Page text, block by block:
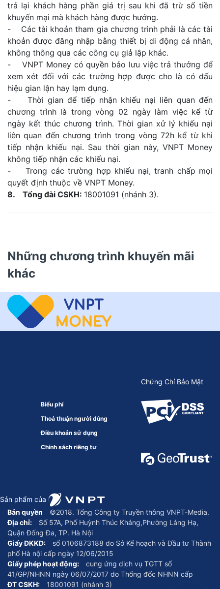
trả lại khách hàng phần giá trị sau khi đã trừ số tiền
khuyến mại mà khách hàng được hưởng.
- Các tài khoản tham gia chương trình phải là các tài
khoản được đăng nhập bằng thiết bị di động cá nhân,
không thông qua các công cụ giả lập khác.
- VNPT Money có quyền bảo lưu việc trả thưởng để
xem xét đối với các trường hợp được cho là có dấu
hiệu gian lận hay lạm dụng.
- Thời gian để tiếp nhận khiếu nại liên quan đến
chương trình là trong vòng 02 ngày làm việc kể từ
ngày kết thúc chương trình. Thời gian xử lý khiếu nại
liên quan đến chương trình trong vòng 72h kể từ khi
tiếp nhận khiếu nại. Sau thời gian này, VNPT Money
không tiếp nhận các khiếu nại.
- Trong các trường hợp khiếu nại, tranh chấp mọi
quyết định thuộc về VNPT Money.
8. Tổng đài CSKH: 18001091 (nhánh 3).
Những chương trình khuyến mãi
khác
Bản quyền
©2018. Tổng Công ty Truyền thông VNPT-Media.
Địa chỉ:
Số 57A, Phố Huỳnh Thúc Kháng,Phường Láng Hạ,
Quận Đống Đa, TP. Hà Nội
Giấy ĐKKD:
số 0106873188 do Sở Kế hoạch và Đầu tư Thành
phố Hà nội cấp ngày 12/06/2015
Giấy phép hoạt động:
cung ứng dịch vụ TGTT số
41/GP/NHNN ngày 06/07/2017 do Thống đốc NHNN cấp
ĐT CSKH:
18001091 (nhánh 3)
Biểu phí
Thoả thuận người dùng
Điều khoản sử dụng
Chính sách riêng tư
Chứng Chỉ Bảo Mật
Sản phẩm của